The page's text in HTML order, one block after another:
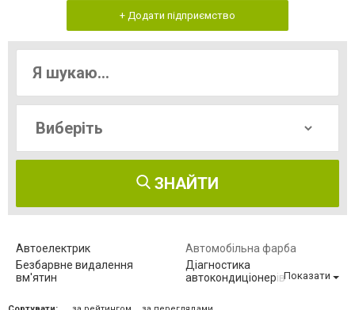
+ Додати підприємство
ЗНАЙТИ
Автоелектрик
Автомобільна фарба
Безбарвне видалення
вм'ятин
Діагностика
автокондиціонерівПоказати